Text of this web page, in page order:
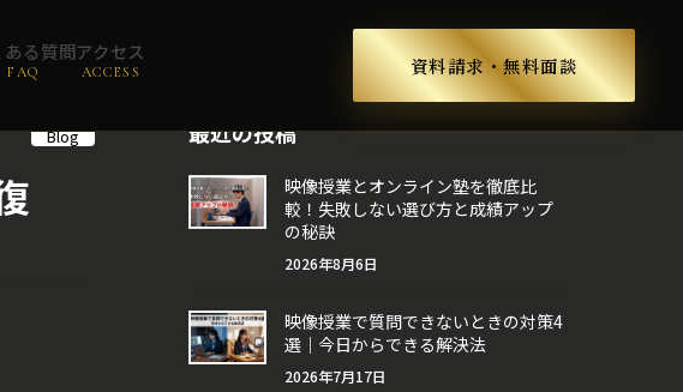
ある質問
FAQ
アクセス
ACCESS 資料請求・無料面談
Blog 最近の投稿
映像授業とオンライン塾を徹底比
較！失敗しない選び方と成績アップ
の秘訣
2026年8月6日
映像授業で質問できないときの対策4
選｜今日からできる解決法
2026年7月17日